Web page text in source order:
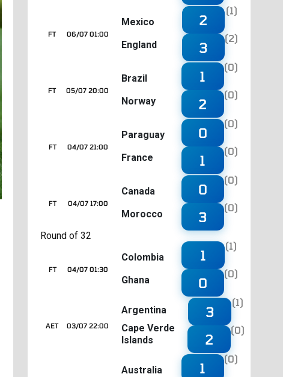
06/07 01:00
FT
Mexico
England
2
(1)
3
(2)
05/07 20:00
FT
Brazil
Norway
1
(0)
2
(0)
04/07 21:00
FT
Paraguay
France
0
(0)
1
(0)
04/07 17:00
FT
Canada
Morocco
0
(0)
3
(0)
Round of 32
04/07 01:30
FT
Colombia
Ghana
1
(1)
0
(0)
03/07 22:00
AET
Argentina
Cape Verde
Islands
3
(1)
2
(0)
Australia
1
(0)